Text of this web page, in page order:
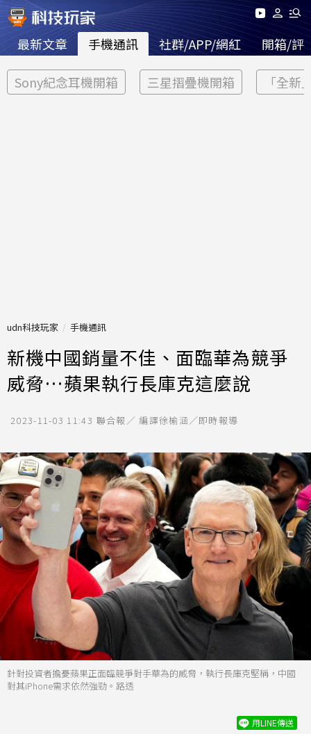
最新文章 手機通訊 社群/APP/網紅 開箱/評
Sony紀念耳機開箱 三星摺疊機開箱 「全新
udn科技玩家 手機通訊
新機中國銷量不佳、面臨華為競爭
威脅…蘋果執行長庫克這麼說
2023-11-03 11:43 聯合報／ 編譯徐榆涵／即時報導
針對投資者擔憂蘋果正面臨競爭對手華為的威脅，執行長庫克堅稱，中國
對其iPhone需求依然強勁。路透
用LINE傳送